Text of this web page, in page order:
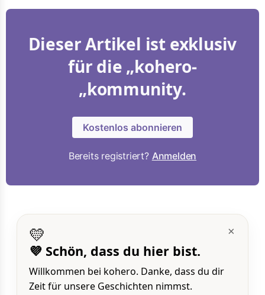
Dieser Artikel ist exklusiv
für die „kohero-
„kommunity.
Kostenlos abonnieren
Bereits registriert? Anmelden
×
💛
💜 Schön, dass du hier bist.
Willkommen bei kohero. Danke, dass du dir
Zeit für unsere Geschichten nimmst.